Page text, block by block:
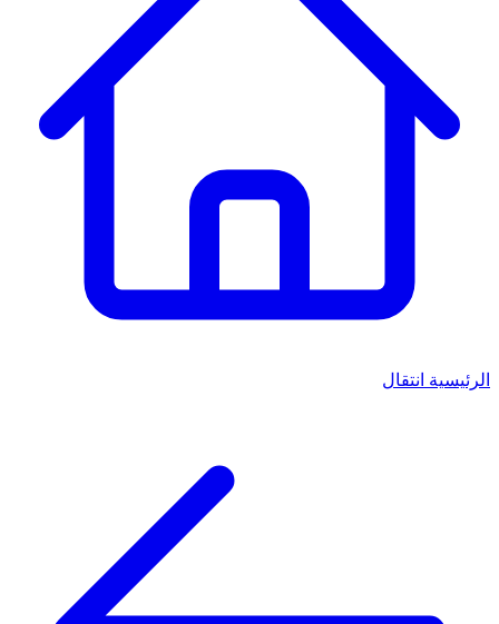
الرئيسية انتقال